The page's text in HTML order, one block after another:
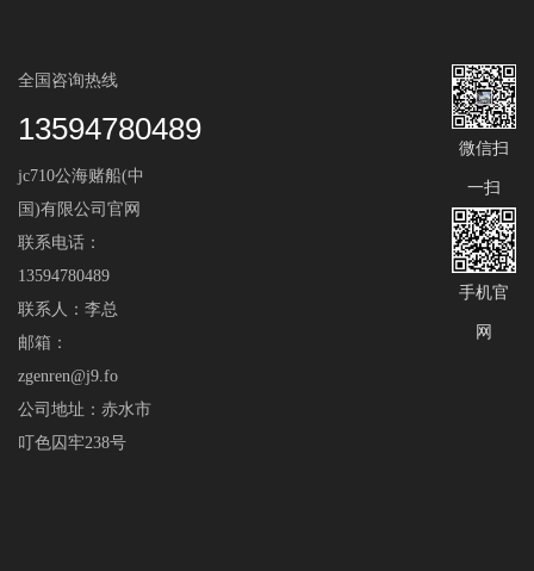
全国咨询热线
13594780489
jc710公海赌船(中
国)有限公司官网
联系电话：
13594780489
联系人：李总
邮箱：
zgenren@j9.fo
公司地址：赤水市
叮色囚牢238号
微信扫
一扫
手机官
网